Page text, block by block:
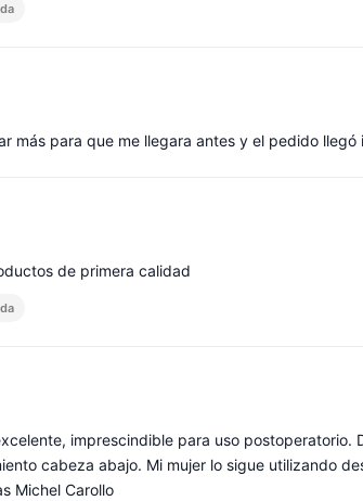
más para que me llegara antes y el pedido
de primera calidad
imprescindible para uso postoperatorio.
cabeza abajo. Mi mujer lo sigue utilizando
Michel Carollo